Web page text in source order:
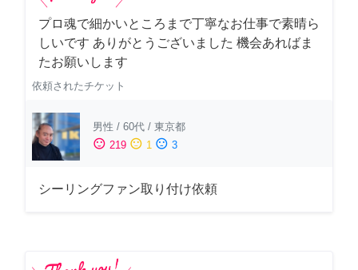
プロ魂で細かいところまで丁寧なお仕事で素晴ら
しいです ありがとうございました 機会あればま
たお願いします
依頼されたチケット
男性 / 60代 / 東京都
sentiment_satisfied 219 sentiment_neutral 1 sentiment_dissatisfied 3
シーリングファン取り付け依頼